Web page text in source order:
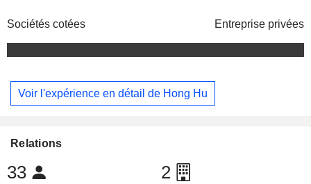
Sociétés cotées Entreprise privées
Voir l'expérience en détail de Hong Hu
Relations
33 2